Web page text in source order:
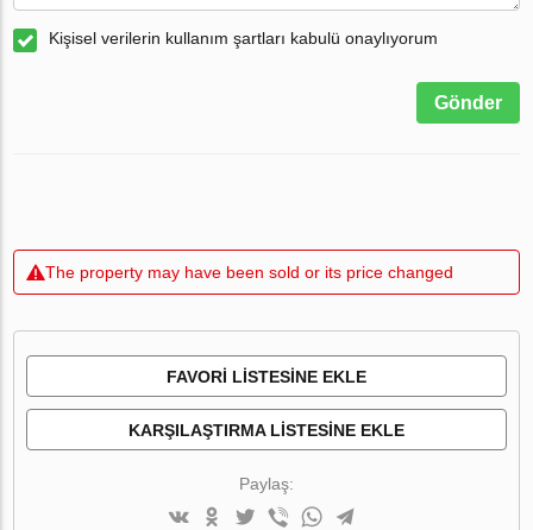
Kişisel verilerin kullanım şartları kabulü onaylıyorum
Gönder
The property may have been sold or its price changed
FAVORI LISTESINE EKLE
KARŞILAŞTIRMA LISTESINE EKLE
Paylaş: